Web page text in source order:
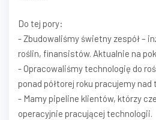
Do tej pory:
- Zbudowaliśmy świetny zespół –
roślin, finansistów. Aktualnie na
- Opracowaliśmy technologię do
ponad półtorej roku pracujemy
- Mamy pipeline klientów, którzy
operacyjnie pracującej technologii.